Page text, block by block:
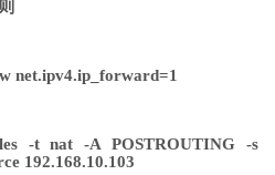
net.ipv4.ip_forward=1
-t nat -A POSTROUTING -s
192.168.10.103